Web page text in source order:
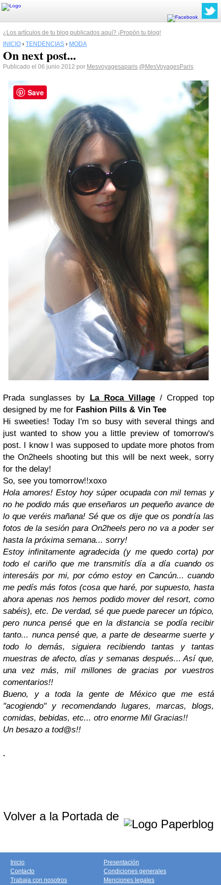
¿Los artículos de tu blog publicados aquí? ¡Propón tu blog!
INICIO › TENDENCIAS › MODA
On next post...
Publicado el 06 junio 2012 por Mesvoyagesaparis @MesVoyagesParis
Prada sunglasses by La Roca Village / Cropped top
designed by me for Fashion Pills & Vin Tee
Hi sweeties! Today I'm so busy with several things and
just wanted to show you a little preview of tomorrow's
post. I know I was supposed to update more photos from
the On2heels shooting but this will be next week, sorry
for the delay!
So, see you tomorrow!!xoxo
Hola amores! Estoy hoy súper ocupada con mil temas y
no he podido más que enseñaros un pequeño avance de
lo que veréis mañana! Sé que os dije que os pondría las
fotos de la sesión para On2heels pero no va a poder ser
hasta la próxima semana... sorry!
Estoy infinitamente agradecida (y me quedo corta) por
todo el cariño que me transmitís día a día cuando os
interesáis por mi, por cómo estoy en Cancún... cuando
me pedís más fotos (cosa que haré, por supuesto, hasta
ahora apenas nos hemos podido mover del resort, como
sabéis), etc. De verdad, sé que puede parecer un tópico,
pero nunca pensé que en la distancia se podía recibir
tanto... nunca pensé que, a parte de desearme suerte y
todo lo demás, siguiera recibiendo tantas y tantas
muestras de afecto, días y semanas después... Así que,
una vez más, mil millones de gracias por vuestros
comentarios!!
Bueno, y a toda la gente de México que me está
"acogiendo" y recomendando lugares, marcas, blogs,
comidas, bebidas, etc... otro enorme Mil Gracias!!
Un besazo a tod@s!!
.
Volver a la Portada de
Inicio
Contacto
Trabaja con nosotros
Presentación
Condiciones generales
Menciones legales
Save